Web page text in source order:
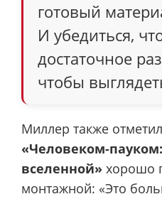
готовый
И убедиться,
достаточное
чтобы
Миллер также
«Человеком-
вселенной» хорошо
монтажной: «Это